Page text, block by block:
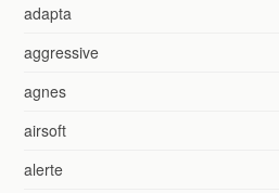
adapta
aggressive
agnes
airsoft
alerte